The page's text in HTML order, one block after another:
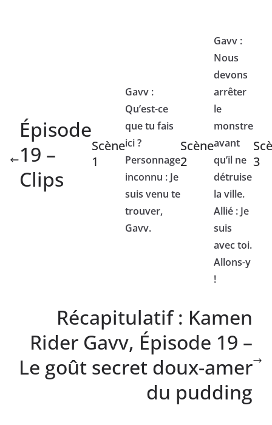
Épisode
19 –
Clips
Scène
1
Gavv :
Qu’est-ce
que tu fais
ici ?
Personnage
inconnu : Je
suis venu te
trouver,
Gavv.
Scène
2
Gavv :
Nous
devons
arrêter
le
monstre
avant
qu’il ne
détruise
la ville.
Allié : Je
suis
avec toi.
Allons-y
!
3
Récapitulatif : Kamen
Rider Gavv, Épisode 19 –
Le goût secret doux-amer
du pudding